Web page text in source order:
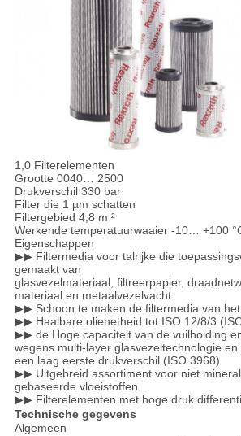
1,0 Filterelementen
Grootte 0040… 2500
Drukverschil 330 bar
Filter die 1 µm schatten
Filtergebied 4,8 m ²
Werkende temperatuurwaaier -10… +100
Eigenschappen
▶▶ Filtermedia voor talrijke die
gemaakt van
glasvezelmateriaal, filtreerpapier,
materiaal en metaalvezelvacht
▶▶ Schoon te maken de filtermedia van
▶▶ Haalbare olienetheid tot ISO 12/8/3
▶▶ de Hoge capaciteit van de vuilholding
wegens multi-layer glasvezeltechnologie en
een laag eerste drukverschil (ISO 3968)
▶▶ Uitgebreid assortiment voor niet
gebaseerde vloeistoffen
▶▶ Filterelementen met hoge druk
Technische gegevens
Algemeen